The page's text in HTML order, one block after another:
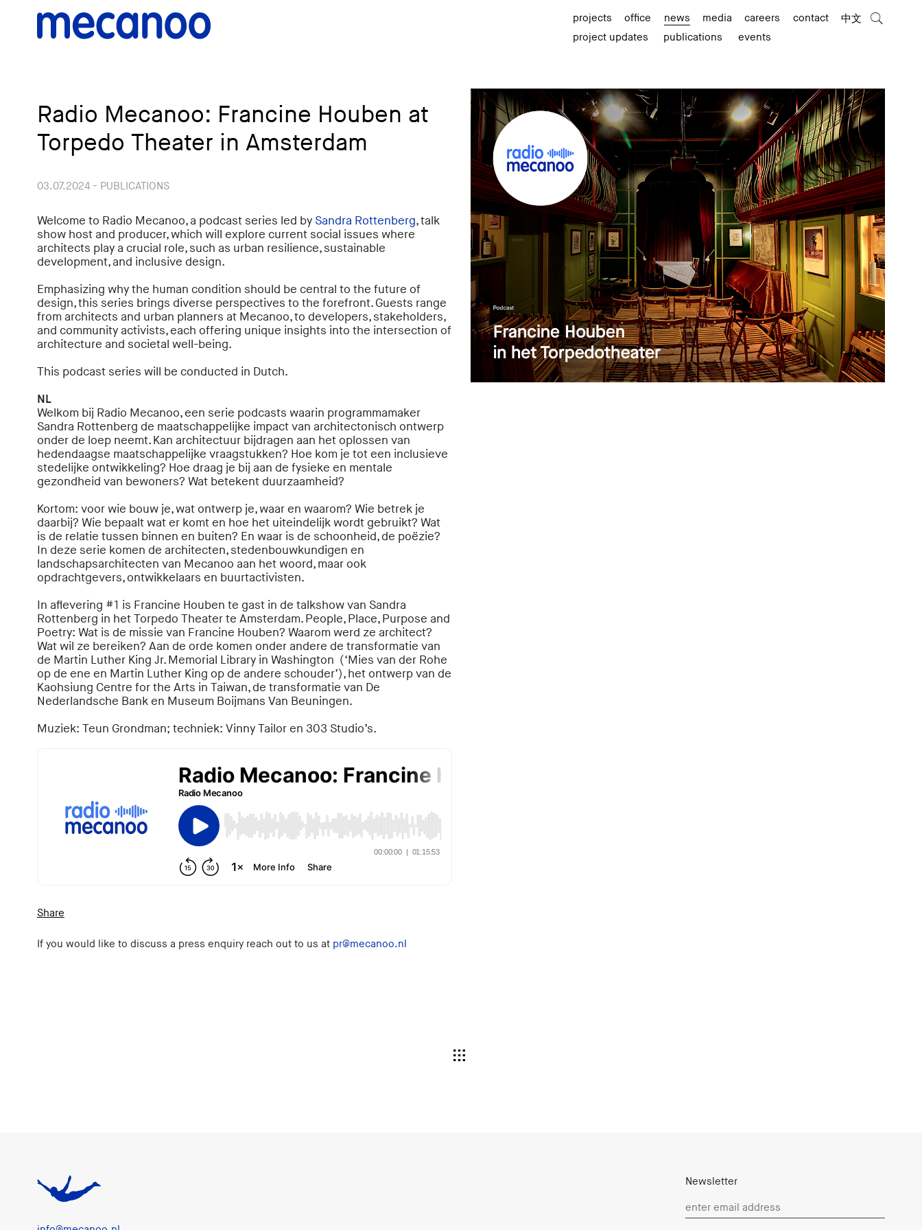
projects office news media careers contact
中文
project updates
publications events
Radio Mecanoo: Francine Houben at
Torpedo Theater in Amsterdam
03.07.2024 - PUBLICATIONS
Welcome to Radio Mecanoo, a podcast series led by Sandra Rottenberg, talk
show host and producer, which will explore current social issues where
architects play a crucial role, such as urban resilience, sustainable
development, and inclusive design.
Emphasizing why the human condition should be central to the future of
design, this series brings diverse perspectives to the forefront. Guests range
from architects and urban planners at Mecanoo, to developers, stakeholders,
and community activists, each offering unique insights into the intersection of
architecture and societal well-being.
This podcast series will be conducted in Dutch.
NL
Welkom bij Radio Mecanoo, een serie podcasts waarin programmamaker
Sandra Rottenberg de maatschappelijke impact van architectonisch ontwerp
onder de loep neemt. Kan architectuur bijdragen aan het oplossen van
hedendaagse maatschappelijke vraagstukken? Hoe kom je tot een inclusieve
stedelijke ontwikkeling? Hoe draag je bij aan de fysieke en mentale
gezondheid van bewoners? Wat betekent duurzaamheid?
Kortom: voor wie bouw je, wat ontwerp je, waar en waarom? Wie betrek je
daarbij? Wie bepaalt wat er komt en hoe het uiteindelijk wordt gebruikt? Wat
is de relatie tussen binnen en buiten? En waar is de schoonheid, de poëzie?
In deze serie komen de architecten, stedenbouwkundigen en
landschapsarchitecten van Mecanoo aan het woord, maar ook
opdrachtgevers, ontwikkelaars en buurtactivisten.
In aflevering #1 is Francine Houben te gast in de talkshow van Sandra
Rottenberg in het Torpedo Theater te Amsterdam. People, Place, Purpose and
Poetry: Wat is de missie van Francine Houben? Waarom werd ze architect?
Wat wil ze bereiken? Aan de orde komen onder andere de transformatie van
de Martin Luther King Jr. Memorial Library in Washington (‘Mies van der Rohe
op de ene en Martin Luther King op de andere schouder’), het ontwerp van de
Kaohsiung Centre for the Arts in Taiwan, de transformatie van De
Nederlandsche Bank en Museum Boijmans Van Beuningen.
Muziek: Teun Grondman; techniek: Vinny Tailor en 303 Studio’s.
Share
If you would like to discuss a press enquiry reach out to us at pr@mecanoo.nl
Newsletter